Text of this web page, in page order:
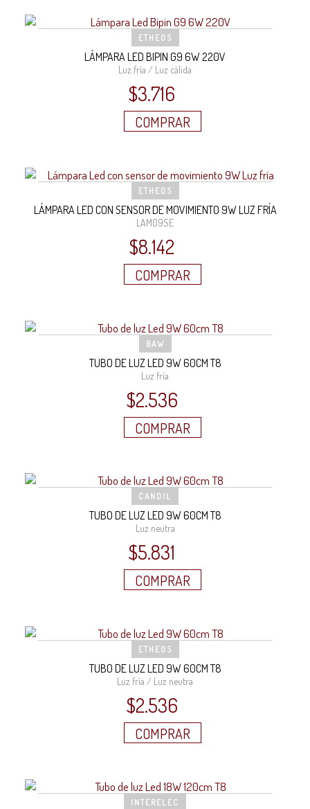
ETHEOS
LÁMPARA LED BIPIN G9 6W 220V
Luz fría / Luz cálida
$3.716
COMPRAR
ETHEOS
LÁMPARA LED CON SENSOR DE MOVIMIENTO 9W LUZ FRÍA
LAM09SE
$8.142
COMPRAR
BAW
TUBO DE LUZ LED 9W 60CM T8
Luz fría
$2.536
COMPRAR
CANDIL
TUBO DE LUZ LED 9W 60CM T8
Luz neutra
$5.831
COMPRAR
ETHEOS
TUBO DE LUZ LED 9W 60CM T8
Luz fría / Luz neutra
$2.536
COMPRAR
INTERELEC